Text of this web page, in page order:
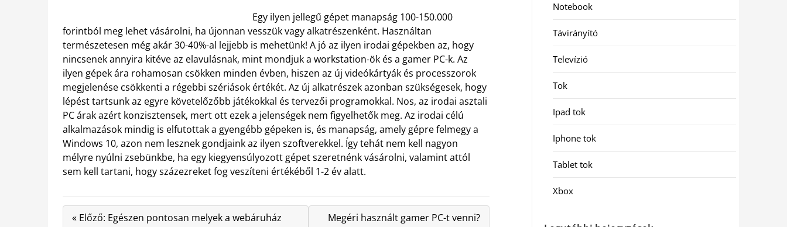
Egy ilyen jellegű gépet manapság 100-150.000
forintból meg lehet vásárolni, ha újonnan vesszük vagy alkatrészenként. Használtan
természetesen még akár 30-40%-al lejjebb is mehetünk! A jó az ilyen irodai gépekben az, hogy
nincsenek annyira kitéve az elavulásnak, mint mondjuk a workstation-ök és a gamer PC-k. Az
ilyen gépek ára rohamosan csökken minden évben, hiszen az új videókártyák és processzorok
megjelenése csökkenti a régebbi szériások értékét. Az új alkatrészek azonban szükségesek, hogy
lépést tartsunk az egyre követelőzőbb játékokkal és tervezői programokkal. Nos, az irodai asztali
PC árak azért konzisztensek, mert ott ezek a jelenségek nem figyelhetők meg. Az irodai célú
alkalmazások mindig is elfutottak a gyengébb gépeken is, és manapság, amely gépre felmegy a
Windows 10, azon nem lesznek gondjaink az ilyen szoftverekkel. Így tehát nem kell nagyon
mélyre nyúlni zsebünkbe, ha egy kiegyensúlyozott gépet szeretnénk vásárolni, valamint attól
sem kell tartani, hogy százezreket fog veszíteni értékéből 1-2 év alatt.
« Előző: Egészen pontosan melyek a webáruház
Megéri használt gamer PC-t venni?
Notebook
Távirányító
Televízió
Tok
Ipad tok
Iphone tok
Tablet tok
Xbox